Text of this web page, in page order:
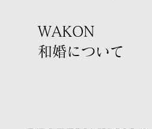
WAKON
​和婚について